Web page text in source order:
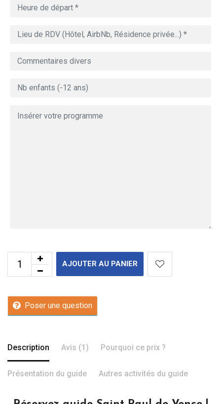
AJOUTER AU PANIER
Poser une question
Description Avis (1) Pourquoi ce prix ?
Présentation du guide Autres activités du guide